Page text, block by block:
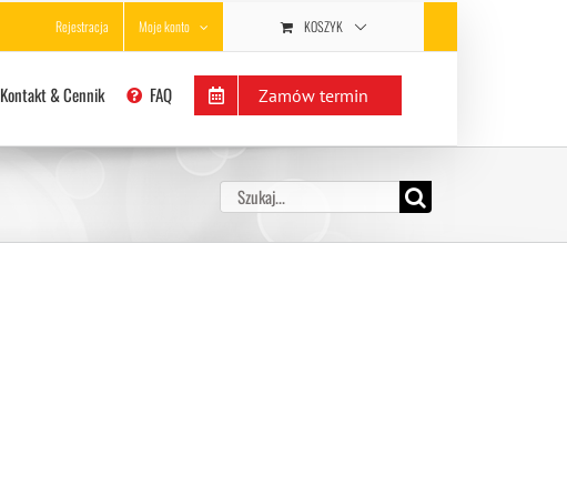
Rejestracja Moje konto KOSZYK
Kontakt & Cennik FAQ Zamów termin
Szukaj